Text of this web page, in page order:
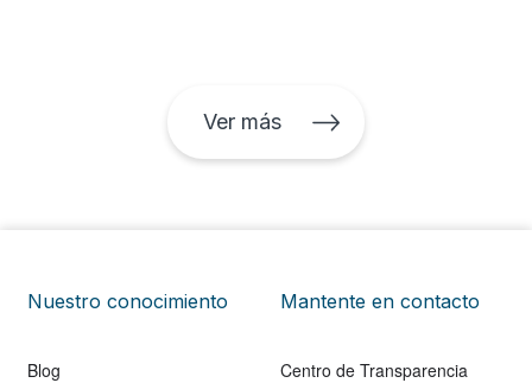
Ver más
Nuestro conocimiento
Blog
Mantente en contacto
Centro de Transparencia